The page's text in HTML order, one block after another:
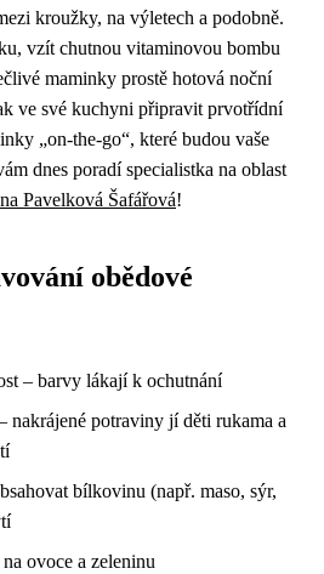
kroužky, na výletech a podobně.
vzít chutnou vitaminovou bombu
maminky prostě hotová noční
ve své kuchyni připravit prvotřídní
„on-the-go“, které budou vaše
dnes poradí specialistka na oblast
Pavelková Šafářová!
obědové
– barvy lákají k ochutnání
nakrájené potraviny jí děti rukama a
bílkovinu (např. maso, sýr,
ovoce a zeleninu